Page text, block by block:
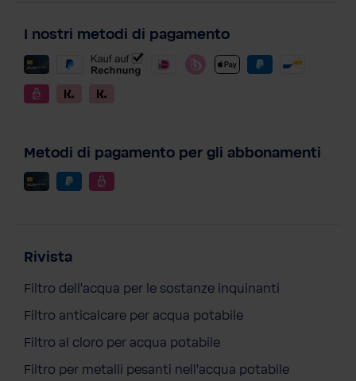
I nostri metodi di pagamento
Metodi di pagamento per gli abbonamenti
Rivista
Filtro dell'acqua per le sostanze inquinanti
Filtro anticalcare per acqua potabile
Filtro al cloro per acqua potabile
Filtro per metalli pesanti nell'acqua potabile